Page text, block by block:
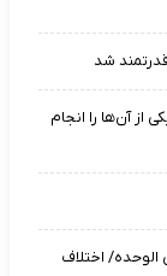
شد
از آن‌ها را انجام
الوحده/ اختلاف